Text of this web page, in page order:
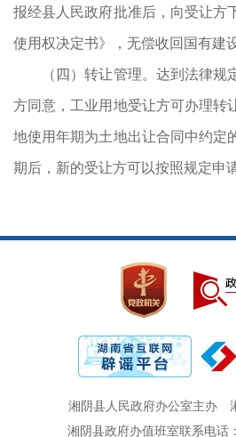
报经县人民政府批准后，向受让方
使用权决定书》，无偿收回国有建
（四）转让管理。达到法律规
方同意，工业用地受让方可办理转
地使用年期为土地出让合同中约定
期后，新的受让方可以按照规定申
湘阴县人民政府办公室主办
湘阴县政府办值班室联系电